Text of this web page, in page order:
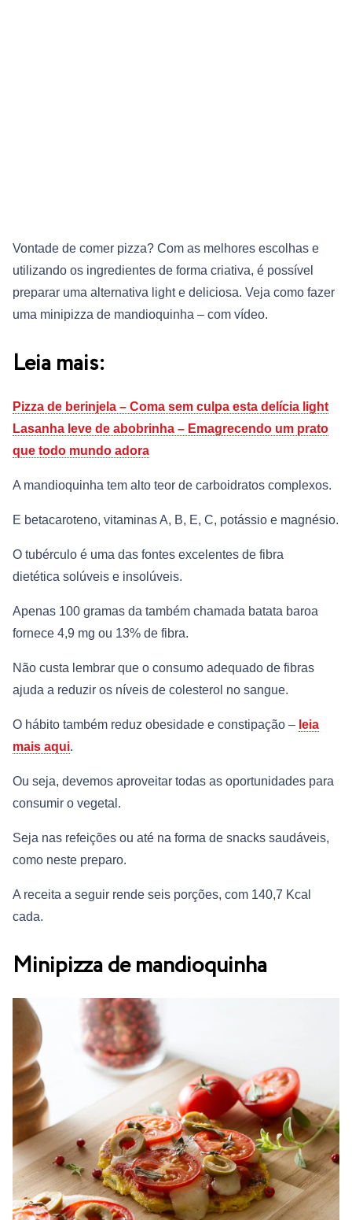
Vontade de comer pizza? Com as melhores escolhas e
utilizando os ingredientes de forma criativa, é possível
preparar uma alternativa light e deliciosa. Veja como fazer
uma minipizza de mandioquinha – com vídeo.
Leia mais:
Pizza de berinjela – Coma sem culpa esta delícia light
Lasanha leve de abobrinha – Emagrecendo um prato
que todo mundo adora
A mandioquinha tem alto teor de carboidratos complexos.
E betacaroteno, vitaminas A, B, E, C, potássio e magnésio.
O tubérculo é uma das fontes excelentes de fibra
dietética solúveis e insolúveis.
Apenas 100 gramas da também chamada batata baroa
fornece 4,9 mg ou 13% de fibra.
Não custa lembrar que o consumo adequado de fibras
ajuda a reduzir os níveis de colesterol no sangue.
O hábito também reduz obesidade e constipação – leia
mais aqui.
Ou seja, devemos aproveitar todas as oportunidades para
consumir o vegetal.
Seja nas refeições ou até na forma de snacks saudáveis,
como neste preparo.
A receita a seguir rende seis porções, com 140,7 Kcal
cada.
Minipizza de mandioquinha